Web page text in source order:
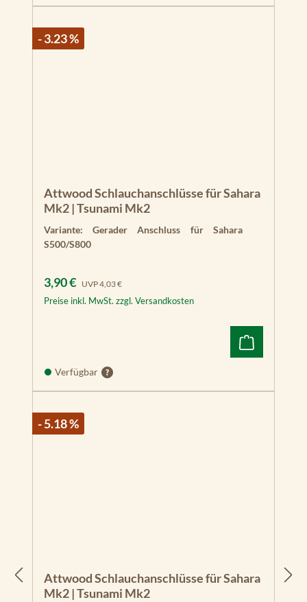
- 3.23 %
Attwood Schlauchanschlüsse für Sahara
Mk2 | Tsunami Mk2
Variante: Gerader Anschluss für Sahara
S500/S800
Verkaufspreis:
3,90 € UVP Regulärer Preis:
4,03 €
Preise inkl. MwSt. zzgl. Versandkosten
Verfügbar
- 5.18 %
Attwood Schlauchanschlüsse für Sahara
Mk2 | Tsunami Mk2